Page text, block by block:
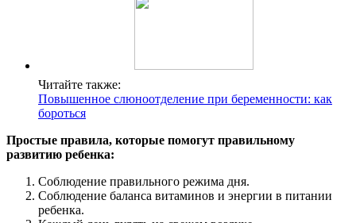
Читайте также:
Повышенное слюноотделение при беременности: как
бороться
Простые правила, которые помогут правильному
развитию ребенка:
Соблюдение правильного режима дня.
Соблюдение баланса витаминов и энергии в питании
ребенка.